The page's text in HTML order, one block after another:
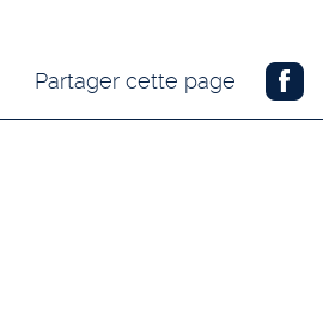
Partager cette page